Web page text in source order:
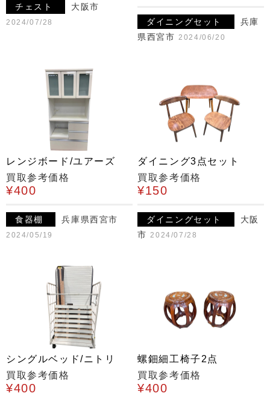
チェスト 大阪市
2024/07/28 ダイニングセット
兵庫
県西宮市 2024/06/20
レンジボード/ユアーズ
買取参考価格
¥400
食器棚 兵庫県西宮市
2024/05/19
ダイニング3点セット
買取参考価格
¥150
ダイニングセット
大阪
市 2024/07/28
シングルベッド/ニトリ
買取参考価格
¥400
螺鈿細工椅子2点
買取参考価格
¥400